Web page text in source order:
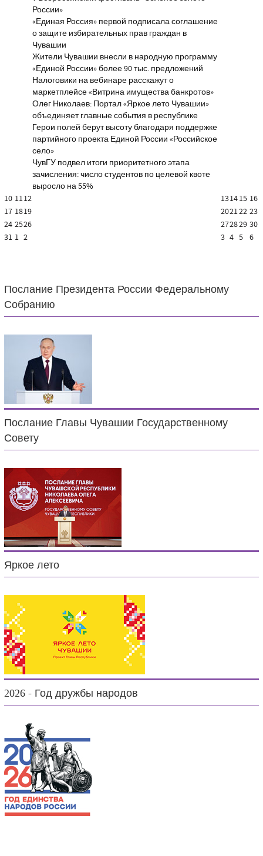
России»
«Единая Россия» первой подписала соглашение
о защите избирательных прав граждан в
Чувашии
Жители Чувашии внесли в народную программу
«Единой России» более 90 тыс. предложений
Налоговики на вебинаре расскажут о
маркетплейсе «Витрина имущества банкротов»
Олег Николаев: Портал «Яркое лето Чувашии»
объединяет главные события в республике
Герои полей берут высоту благодаря поддержке
партийного проекта Единой России «Российское
село»
ЧувГУ подвел итоги приоритетного этапа
зачисления: число студентов по целевой квоте
выросло на 55%
10 1112 131415 16
17 1819 202122 23
24 2526 272829 30
31 1 2 3 4 5 6
Послание Президента России Федеральному
Собранию
Послание Главы Чувашии Государственному
Совету
Яркое лето
2026 - Год дружбы народов